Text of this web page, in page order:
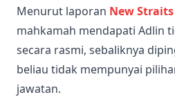
Menurut laporan New Straits
mahkamah mendapati Adlin
secara rasmi, sebaliknya
beliau tidak mempunyai
jawatan.